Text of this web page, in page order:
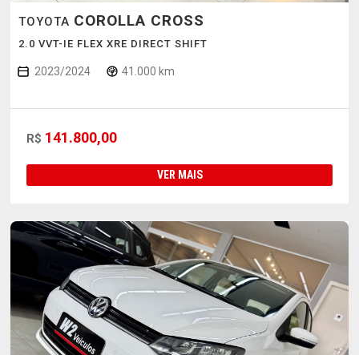
TOYOTA COROLLA CROSS
2.0 VVT-IE FLEX XRE DIRECT SHIFT
2023/2024 41.000 km
R$ 141.800,00
VER MAIS